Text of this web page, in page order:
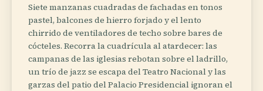
Siete manzanas cuadradas de fachadas en tonos
pastel, balcones de hierro forjado y el lento
chirrido de ventiladores de techo sobre bares de
cócteles. Recorra la cuadrícula al atardecer: las
campanas de las iglesias rebotan sobre el ladrillo,
un trío de jazz se escapa del Teatro Nacional y las
garzas del patio del Palacio Presidencial ignoran el